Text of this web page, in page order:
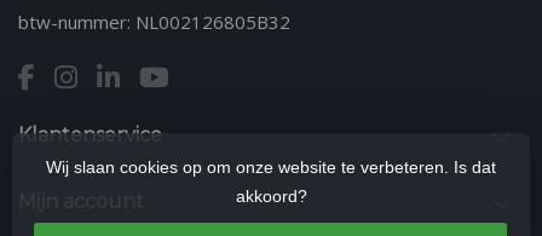
btw-nummer: NL002126805B32
Klantenservice
Wij slaan cookies op om onze website te verbeteren. Is dat
akkoord?